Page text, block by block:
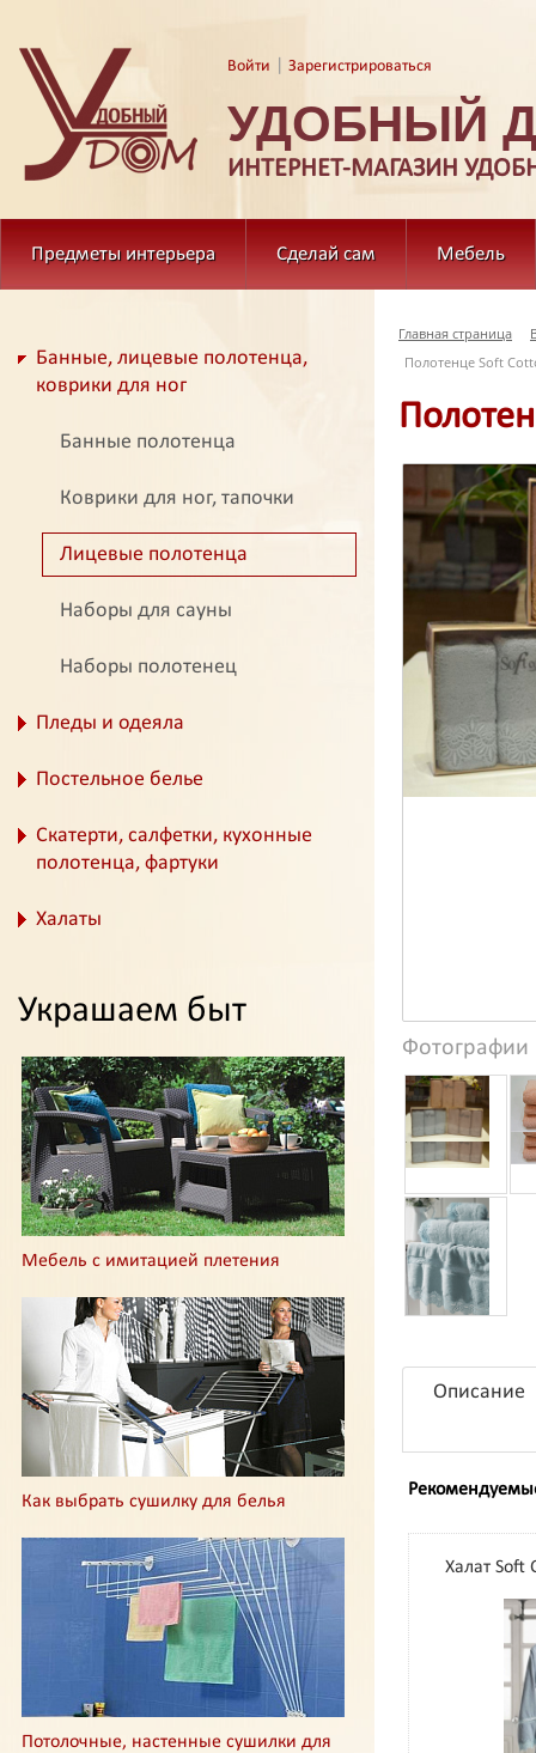
Войти Зарегистрироваться
УДОБНЫЙ
ИНТЕРНЕТ-МАГАЗИН
Предметы интерьера Сделай сам Мебель
Банные, лицевые полотенца,
коврики для ног
Банные полотенца
Коврики для ног, тапочки
Лицевые полотенца
Наборы для сауны
Наборы полотенец
Пледы и одеяла
Постельное белье
Скатерти, салфетки, кухонные
полотенца, фартуки
Халаты
Украшаем быт
Мебель с имитацией плетения
Как выбрать сушилку для белья
Потолочные, настенные сушилки для
Главная страница
Полотенце Soft
Фотографии
Описание
Халат Soft